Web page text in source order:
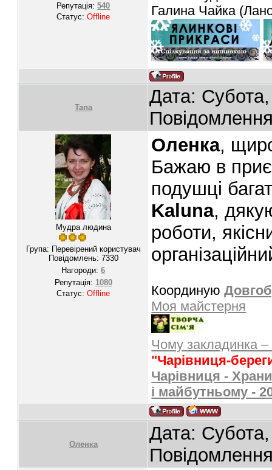
Репутація:540
Статус:Offline
Галина Чайка
Tana
Дата:
Мудра людина
Група: Перевірений користувач
Повідомлень: 7330
Нагороди:6
Репутація: 1080
Статус:Offline
Оленка,
Бажаю в
подушці
Kaluna,
роботи,
Координую
Моя майстерня
Чому закладинка
"Чарівниця-
Чарівниця -
і майбутньому -
Oленка
Дата: